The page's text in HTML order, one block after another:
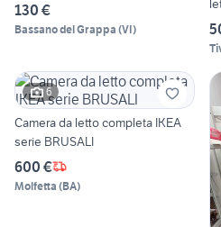
130 €
Bassano del Grappa (VI)
6
Camera da letto completa IKEA
serie BRUSALI
600 €
Molfetta (BA)